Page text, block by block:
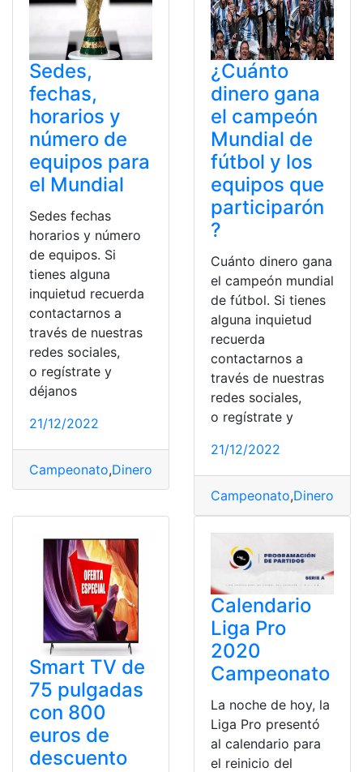
Sedes,
fechas,
horarios y
número de
equipos para
el Mundial
Sedes fechas
horarios y número
de equipos. Si
tienes alguna
inquietud recuerda
contactarnos a
través de nuestras
redes sociales,
o regístrate y
déjanos
21/12/2022
Campeonato,Dinero
¿Cuánto
dinero gana
el campeón
Mundial de
fútbol y los
equipos que
participarón
?
Cuánto dinero gana
el campeón mundial
de fútbol. Si tienes
alguna inquietud
recuerda
contactarnos a
través de nuestras
redes sociales,
o regístrate y
21/12/2022
Campeonato,Dinero
Smart TV de
75 pulgadas
con 800
euros de
descuento
Calendario
Liga Pro
2020
Campeonato
La noche de hoy, la
Liga Pro presentó
al calendario para
el reinicio del